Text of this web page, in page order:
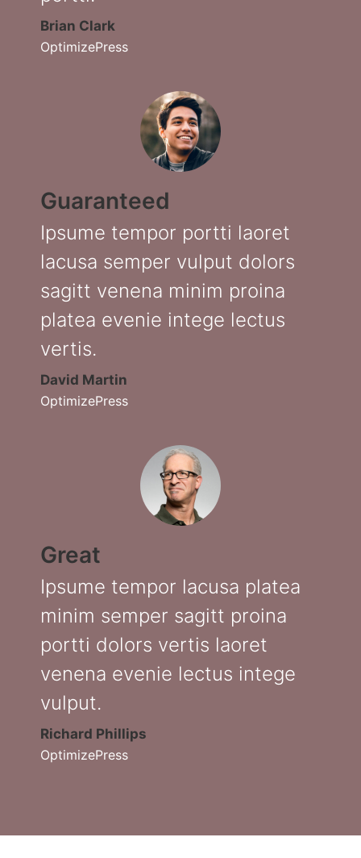
Brian Clark
OptimizePress
Guaranteed
Ipsume tempor portti laoret
lacusa semper vulput dolors
sagitt venena minim proina
platea evenie intege lectus
vertis.
David Martin
OptimizePress
Great
Ipsume tempor lacusa platea
minim semper sagitt proina
portti dolors vertis laoret
venena evenie lectus intege
vulput.
Richard Phillips
OptimizePress